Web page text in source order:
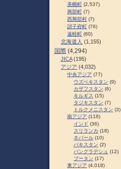
美幌町 (2,537)
興部町 (7)
西興部村 (7)
訓子府町 (76)
遠軽町 (60)
北海道人 (1,155)
国際 (4,294)
JICA(195)
アジア (4,032)
中央アジア (77)
ウズベキスタン (9)
カザフスタン (6)
キルギス (15)
タジキスタン (7)
トルクメニスタン (3)
南アジア (118)
インド (36)
スリランカ (18)
ネパール (10)
パキスタン (2)
バングラデシュ (12)
ブータン (17)
東アジア (4,018)